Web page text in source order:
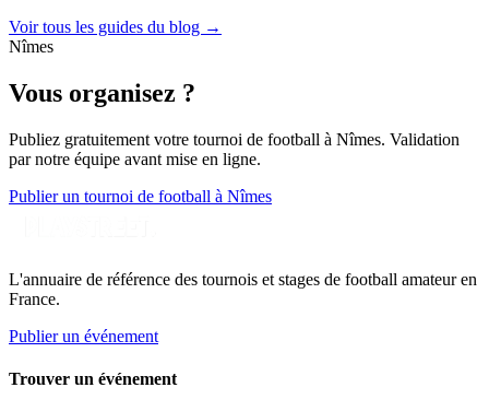
Voir tous les guides du blog →
Nîmes
Vous organisez ?
Publiez gratuitement votre tournoi de football à Nîmes. Validation
par notre équipe avant mise en ligne.
Publier un tournoi de football à Nîmes
L'annuaire de référence des tournois et stages de football amateur en
France.
Publier un événement
Trouver un événement